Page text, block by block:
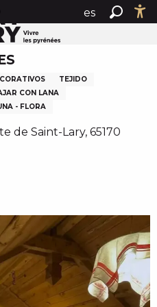
ÉTÉ : PASSER EN MODE
ACTUELLE ÉTÉ :
es
Buscar
TEJIDO
CON LANA
- FLORA
de Saint-Lary, 65170